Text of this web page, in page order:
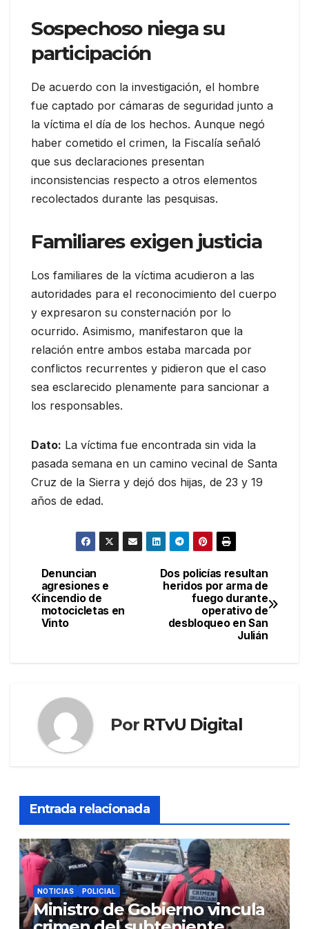
Sospechoso niega su
participación
De acuerdo con la investigación, el hombre
fue captado por cámaras de seguridad junto a
la víctima el día de los hechos. Aunque negó
haber cometido el crimen, la Fiscalía señaló
que sus declaraciones presentan
inconsistencias respecto a otros elementos
recolectados durante las pesquisas.
Familiares exigen justicia
Los familiares de la víctima acudieron a las
autoridades para el reconocimiento del cuerpo
y expresaron su consternación por lo
ocurrido. Asimismo, manifestaron que la
relación entre ambos estaba marcada por
conflictos recurrentes y pidieron que el caso
sea esclarecido plenamente para sancionar a
los responsables.
Dato: La víctima fue encontrada sin vida la
pasada semana en un camino vecinal de Santa
Cruz de la Sierra y dejó dos hijas, de 23 y 19
años de edad.
Navegación
de
Dos policías resultan
heridos por arma de
fuego durante
operativo de
desbloqueo en San
Julián
Denuncian
agresiones e
incendio de
motocicletas en
Vinto
Por RTvU Digital
Entrada relacionada
NOTICIAS POLICIAL
Ministro de Gobierno vincula